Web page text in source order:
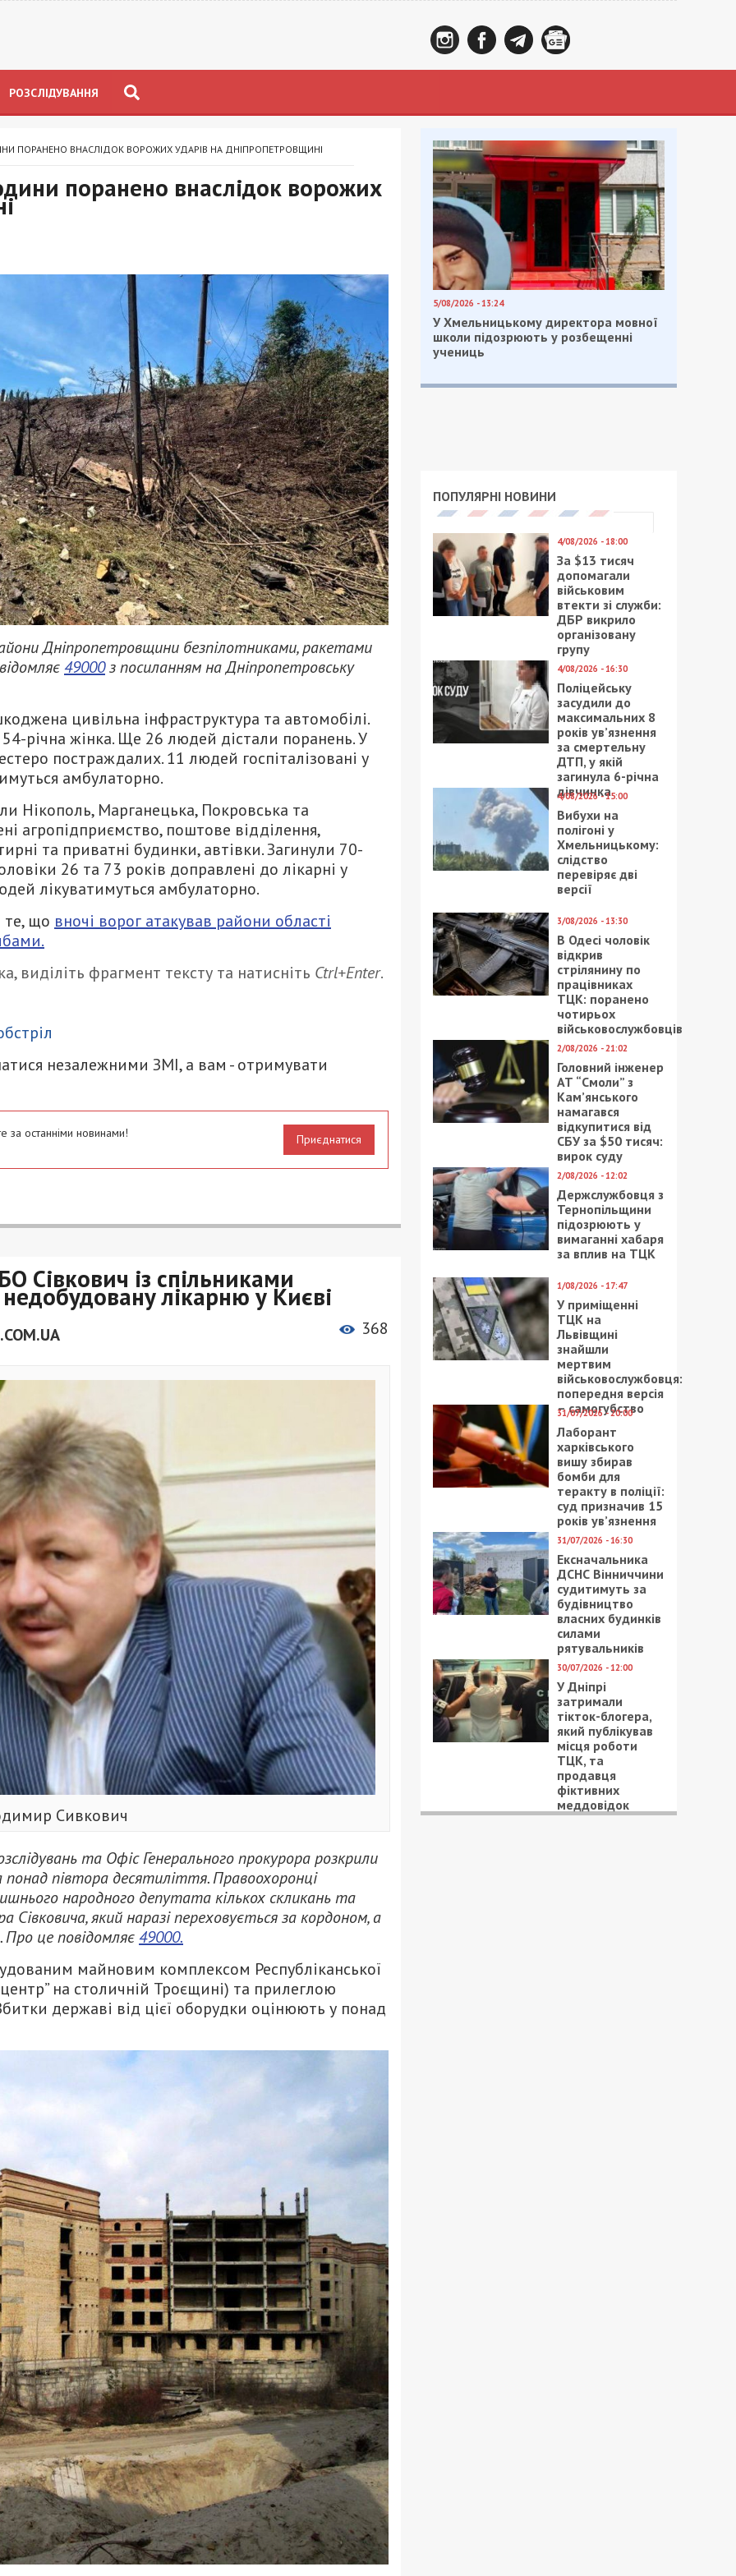
РОЗСЛІДУВАННЯ
ПОРАНЕНО ВНАСЛІДОК ВОРОЖИХ УДАРІВ НА ДНІПРОПЕТРОВЩИНІ
поранено внаслідок ворожих
Дніпропетровщини безпілотниками, ракетами
49000з посиланням на Дніпропетровську
цивільна інфраструктура та автомобілі.
річна жінка. Ще 26 людей дістали поранень. У
постраждалих. 11 людей госпіталізовані у
амбулаторно.
Нікополь, Марганецька, Покровська та
агропідприємство, поштове відділення,
та приватні будинки, автівки. Загинули 70-
26 та 73 років доправлені до лікарні у
лікуватимуться амбулаторно.
те, що вночі ворог атакував райони області
фрагмент тексту та натисніть Ctrl+Enter.
незалежними ЗМІ, а вам - отримувати
за останніми новинами! Приєднатися
Сівкович із спільниками
лікарню у Києві
368
Сивкович
та Офіс Генерального прокурора розкрили
півтора десятиліття. Правоохоронці
народного депутата кількох скликань та
який наразі переховується за кордоном, а
Про це повідомляє49000.
майновим комплексом Республіканської
на столичній Троєщині) та прилеглою
державі від цієї оборудки оцінюють у понад
5/08/2026 - 13:24
У Хмельницькому директора мовної
школи підозрюють у розбещенні
учениць
ПОПУЛЯРНІ НОВИНИ
4/08/2026 - 18:00
За $13 тисяч
допомагали
військовим
втекти зі служби:
ДБР викрило
організовану
групу
4/08/2026 - 16:30
Поліцейську
засудили до
максимальних 8
років ув’язнення
за смертельну
ДТП, у якій
загинула 6-річна
дівчинка
4/08/2026 - 15:00
Вибухи на
полігоні у
Хмельницькому:
слідство
перевіряє дві
версії
3/08/2026 - 13:30
В Одесі чоловік
відкрив
стрілянину по
працівниках
ТЦК: поранено
чотирьох
військовослужбовців
2/08/2026 - 21:02
Головний інженер
АТ “Смоли” з
Кам’янського
намагався
відкупитися від
СБУ за $50 тисяч:
вирок суду
2/08/2026 - 12:02
Держслужбовця з
Тернопільщини
підозрюють у
вимаганні хабаря
за вплив на ТЦК
1/08/2026 - 17:47
У приміщенні
ТЦК на
Львівщині
знайшли
мертвим
військовослужбовця:
попередня версія
– самогубство
31/07/2026 - 20:00
Лаборант
харківського
вишу збирав
бомби для
теракту в поліції:
суд призначив 15
років ув’язнення
31/07/2026 - 16:30
Ексначальника
ДСНС Вінниччини
судитимуть за
будівництво
власних будинків
силами
рятувальників
30/07/2026 - 12:00
У Дніпрі
затримали
тікток-блогера,
який публікував
місця роботи
ТЦК, та
продавця
фіктивних
меддовідок